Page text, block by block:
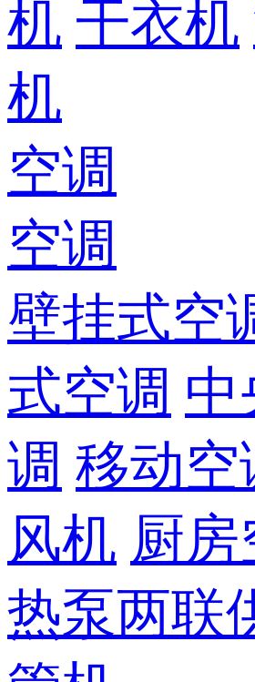
机 干衣机
机
空调
空调
壁挂式空
式空调 中
调 移动空
风机 厨房
热泵两联